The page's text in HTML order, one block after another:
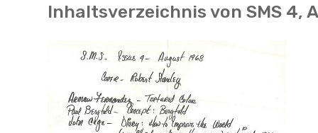
Inhaltsverzeichnis von SMS 4,